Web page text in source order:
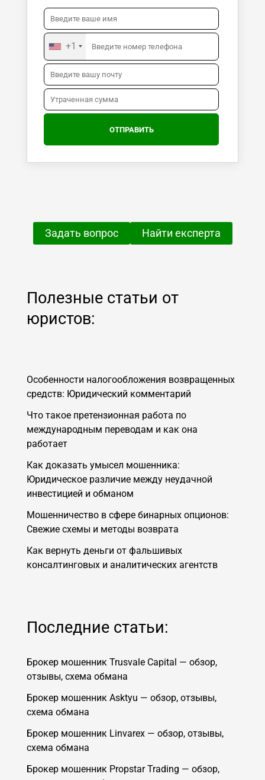
+1
Задать вопрос Найти експерта
Полезные статьи от
юристов:
Особенности налогообложения возвращенных
средств: Юридический комментарий
Что такое претензионная работа по
международным переводам и как она
работает
Как доказать умысел мошенника:
Юридическое различие между неудачной
инвестицией и обманом
Мошенничество в сфере бинарных опционов:
Свежие схемы и методы возврата
Как вернуть деньги от фальшивых
консалтинговых и аналитических агентств
Последние статьи:
Брокер мошенник Trusvale Capital — обзор,
отзывы, схема обмана
Брокер мошенник Asktyu — обзор, отзывы,
схема обмана
Брокер мошенник Linvarex — обзор, отзывы,
схема обмана
Брокер мошенник Propstar Trading — обзор,